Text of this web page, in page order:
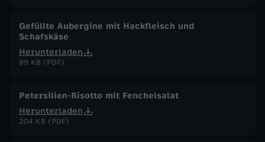
e
b
r
u
Gefüllte Aubergine mit Hackfleisch und
Schafskäse
Herunterladen
99 KB (PDF)
Petersilien-Risotto mit Fenchelsalat
Herunterladen
204 KB (PDF)